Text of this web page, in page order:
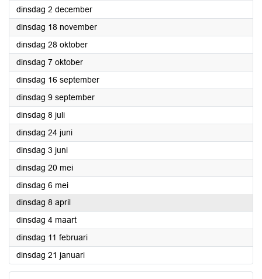
dinsdag 2 december2025
dinsdag 18 november2025
dinsdag 28 oktober2025
dinsdag 7 oktober2025
dinsdag 16 september2025
dinsdag 9 september2025
dinsdag 8 juli2025
dinsdag 24 juni2025
dinsdag 3 juni2025
dinsdag 20 mei2025
dinsdag 6 mei2025
dinsdag 8 april2025
dinsdag 4 maart2025
dinsdag 11 februari2025
dinsdag 21 januari2025